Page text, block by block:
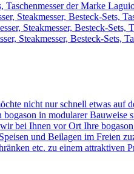
Taschenmesser der Marke
Steakmesser, Besteck-Sets,
Steakmesser, Besteck-Sets,
Steakmesser, Besteck-Sets,
nicht nur schnell etwas auf
in modularer
bei Ihnen vor Ort Ihre
und Beilagen im Freien
etc. zu einem attraktiven